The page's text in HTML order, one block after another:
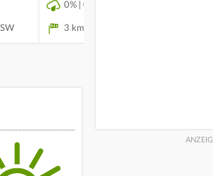
0% | 0 l/m²
3 km/h | SSW